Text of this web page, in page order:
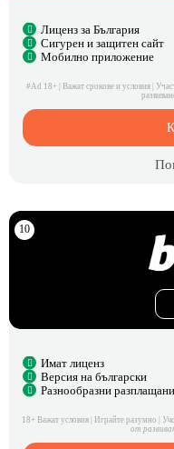
Лиценз за България
Сигурен и защитен сайт
Мобилно приложение
#Ad 18+ | Важат срокове и условия |
Имат лиценз
Версия на български
Разнообразни
18+ Важат условия | Играйте разумно |
от